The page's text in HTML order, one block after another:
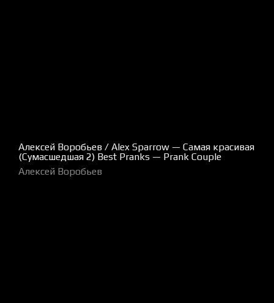
Алексей Воробьев / Alex Sparrow — Самая красивая
(Сумасшедшая 2) Best Pranks — Prank Couple
Алексей Воробьев